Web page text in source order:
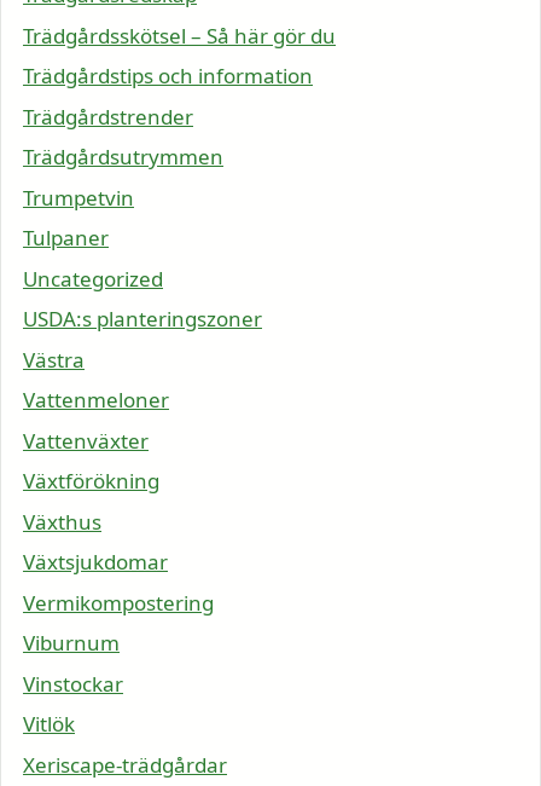
Trädgårdsskötsel – Så här gör du
Trädgårdstips och information
Trädgårdstrender
Trädgårdsutrymmen
Trumpetvin
Tulpaner
Uncategorized
USDA:s planteringszoner
Västra
Vattenmeloner
Vattenväxter
Växtförökning
Växthus
Växtsjukdomar
Vermikompostering
Viburnum
Vinstockar
Vitlök
Xeriscape-trädgårdar